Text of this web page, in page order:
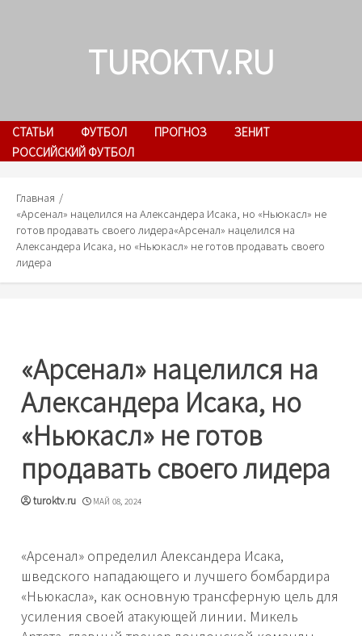
TUROKTV.RU
СТАТЬИ ФУТБОЛ ПРОГНОЗ
ЗЕНИТ
РОССИЙСКИЙ ФУТБОЛ
Главная
«Арсенал» нацелился на Александера Исака, но «Ньюкасл» не
готов продавать своего лидера«Арсенал» нацелился на
Александера Исака, но «Ньюкасл» не готов продавать своего
лидера
«Арсенал» нацелился на
Александера Исака, но
«Ньюкасл» не готов
продавать своего лидера
turoktv.ru МАЙ 08, 2024
«Арсенал» определил Александера Исака,
шведского нападающего и лучшего бомбардира
«Ньюкасла», как основную трансферную цель для
усиления своей атакующей линии. Микель